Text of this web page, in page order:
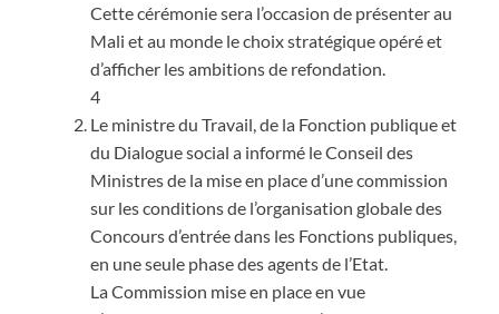
Cette cérémonie sera l’occasion de présenter au
Mali et au monde le choix stratégique opéré et
d’afficher les ambitions de refondation.
4
Le ministre du Travail, de la Fonction publique et
du Dialogue social a informé le Conseil des
Ministres de la mise en place d’une commission
sur les conditions de l’organisation globale des
Concours d’entrée dans les Fonctions publiques,
en une seule phase des agents de l’Etat.
La Commission mise en place en vue